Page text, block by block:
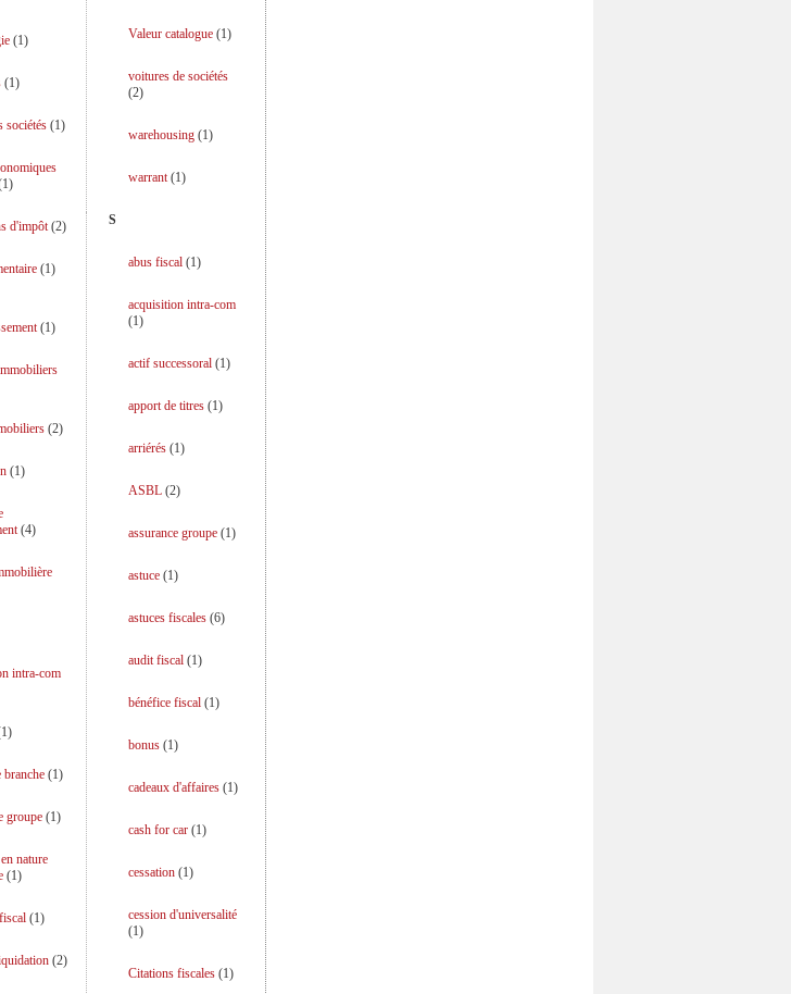
(1)
(1)
sociétés(1)
1)
d'impôt(2)
(1)
(1)
(2)
(1)
(4)
intra-com
1)
branche(1)
groupe(1)
nature
(1)
(1)
(2)
Valeur catalogue(1)
voitures de sociétés
(2)
warehousing(1)
warrant(1)
S
abus fiscal(1)
acquisition intra-com
(1)
actif successoral(1)
apport de titres(1)
arriérés(1)
ASBL(2)
assurance groupe(1)
astuce(1)
astuces fiscales(6)
audit fiscal(1)
bénéfice fiscal(1)
bonus(1)
cadeaux d'affaires(1)
cash for car(1)
cessation(1)
cession d'universalité
(1)
Citations fiscales(1)